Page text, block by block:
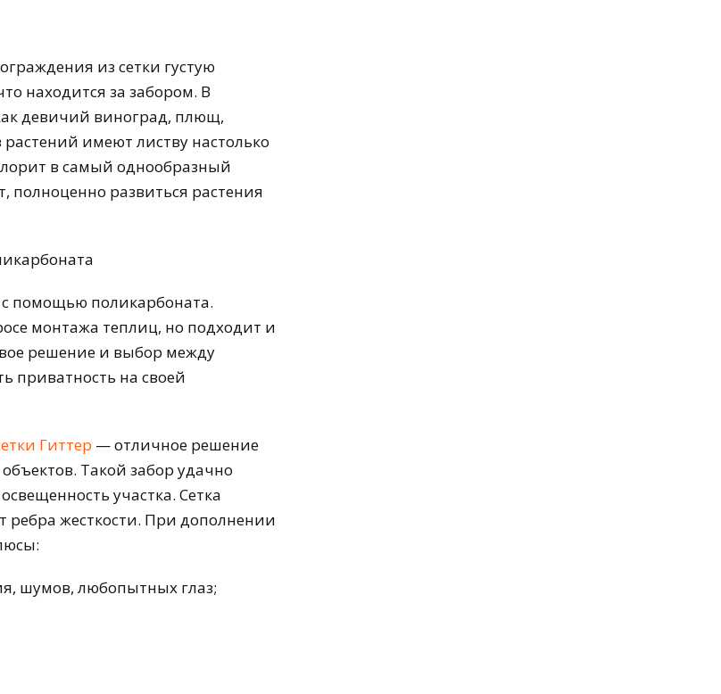
из сетки густую
находится за забором. В
девичий виноград, плющ,
имеют листву настолько
в самый однообразный
полноценно развиться растения
помощью поликарбоната.
монтажа теплиц, но подходит и
решение и выбор между
приватность на своей
Гиттер — отличное решение
Такой забор удачно
участка. Сетка
ребра жесткости. При дополнении
шумов, любопытных глаз;